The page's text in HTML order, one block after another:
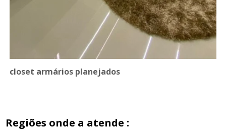
closet armários planejados
Regiões onde a atende :